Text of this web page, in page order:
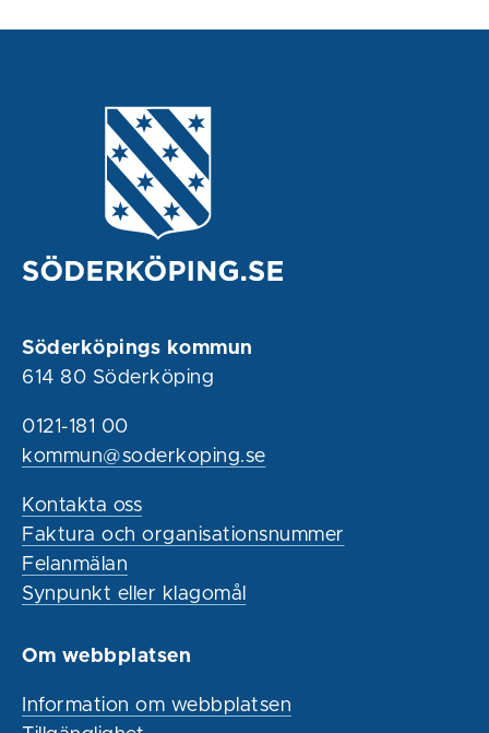
Söderköpings kommun
614 80 Söderköping
0121-181 00
kommun@soderkoping.se
Kontakta oss
Faktura och organisationsnummer
Felanmälan
Synpunkt eller klagomål
Om webbplatsen
Information om webbplatsen